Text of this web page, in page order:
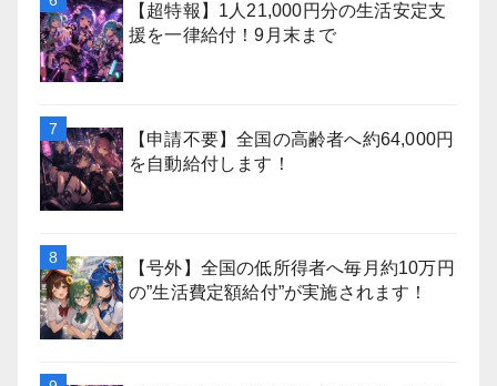
【超特報】1人21,000円分の生活安定支
援を一律給付！9月末まで
【申請不要】全国の高齢者へ約64,000円
を自動給付します！
【号外】全国の低所得者へ毎月約10万円
の”生活費定額給付”が実施されます！